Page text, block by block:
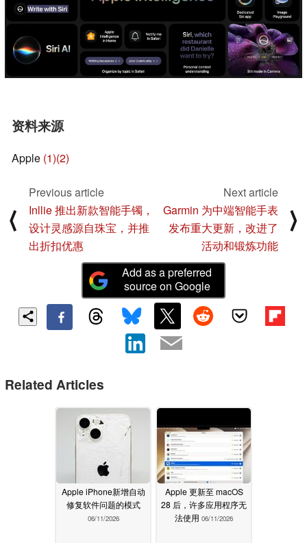
资料来源
Apple (1)(2)
⟨
Previous article
Inllie 推出新款智能手镯，
设计灵感源自珠宝，并推
出折扣优惠
Next article
Garmin 为中端智能手表
发布重大更新，改进了
活动和锻炼功能
⟩
Add as a preferred
source on Google
Related Articles
Apple iPhone新增自动
修复软件问题的模式
06/11/2026
Apple 更新至 macOS
28 后，许多应用程序无
法使用 06/11/2026